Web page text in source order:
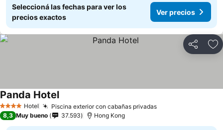
Seleccioná las fechas para ver los
precios exactos
Ver precios
Compartir
4 EstrellasHotel Piscina exterior con cabañas privadasVer precios
Panda HotelVer precios
8,3 Muy bueno 37.593 Hong Kong